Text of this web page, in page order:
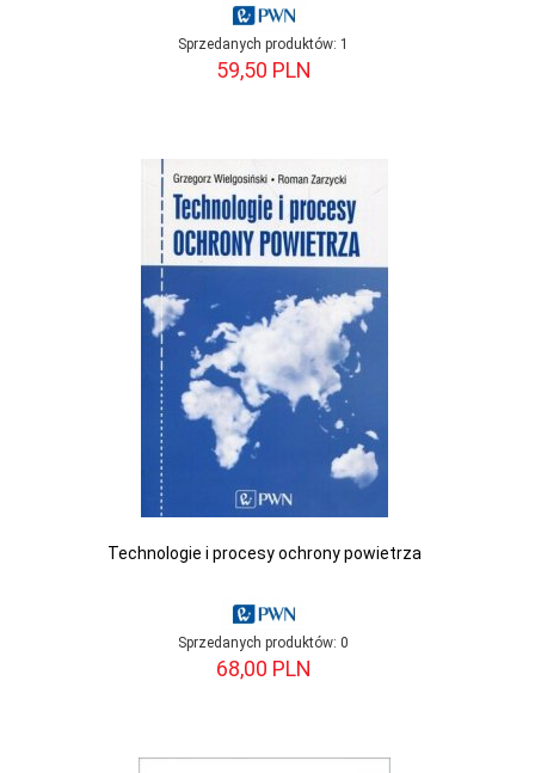
Sprzedanych produktów: 1
59,50 PLN
Technologie i procesy ochrony powietrza
Sprzedanych produktów: 0
68,00 PLN